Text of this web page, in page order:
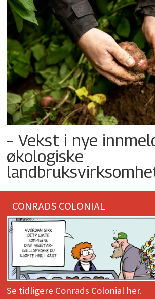
– Vekst i nye
økologiske
CONRADS COLONIAL
Se tidligere Conrads Colonial her.